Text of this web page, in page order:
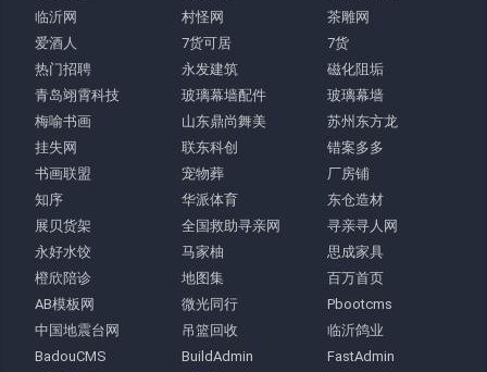
临沂网
村怪网
茶雕网
爱酒人
7货可居
7货
热门招聘
永发建筑
磁化阻垢
青岛翊霄科技
玻璃幕墙配件
玻璃幕墙
梅喻书画
山东鼎尚舞美
苏州东方龙
挂失网
联东科创
错案多多
书画联盟
宠物葬
厂房铺
知序
华派体育
东仓造材
展贝货架
全国救助寻亲网
寻亲寻人网
永好水饺
马家柚
思成家具
橙欣陪诊
地图集
百万首页
AB模板网
微光同行
Pbootcms
中国地震台网
吊篮回收
临沂鸽业
BadouCMS
BuildAdmin
FastAdmin